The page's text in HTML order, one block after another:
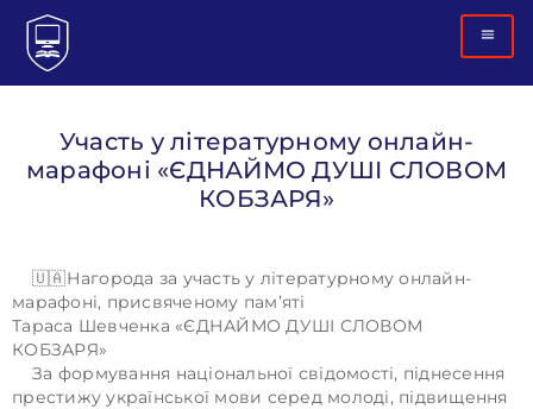
Участь у літературному онлайн-
марафоні «ЄДНАЙМО ДУШІ СЛОВОМ
КОБЗАРЯ»
🇺🇦Нагорода за участь у літературному онлайн-
марафоні, присвяченому памʼяті
Тараса Шевченка «ЄДНАЙМО ДУШІ СЛОВОМ
КОБЗАРЯ»
За формування національної свідомості, піднесення
престижу української мови серед молоді, підвищення